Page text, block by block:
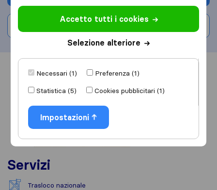
Informazioni Recensioni
Servizi
Trasloco nazionale
Accetto tutti i cookies
Selezione alteriore
Necessari (1)
Preferenza (1)
Statistica (5)
Cookies pubblicitari (1)
Impostazioni